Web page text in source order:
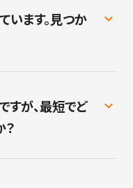
内定後のフォロー
います。見つか
をカバーしており
職種はタイミングに
すが、最短でど
ります。 ビザの手続